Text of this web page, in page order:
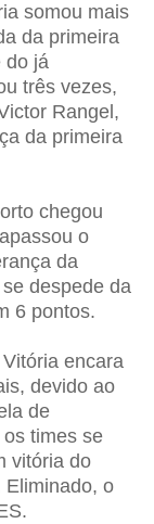
somou mais
da primeira
do já
três vezes,
Rangel,
da primeira
chegou
o
da
despede da
6 pontos.
encara
devido ao
de
times se
vitória do
Eliminado, o